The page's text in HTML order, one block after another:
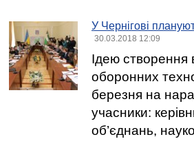
У Чернігові
30.03.2018 12:09
Ідею створення
оборонних
березня на
учасники:
об’єднань,